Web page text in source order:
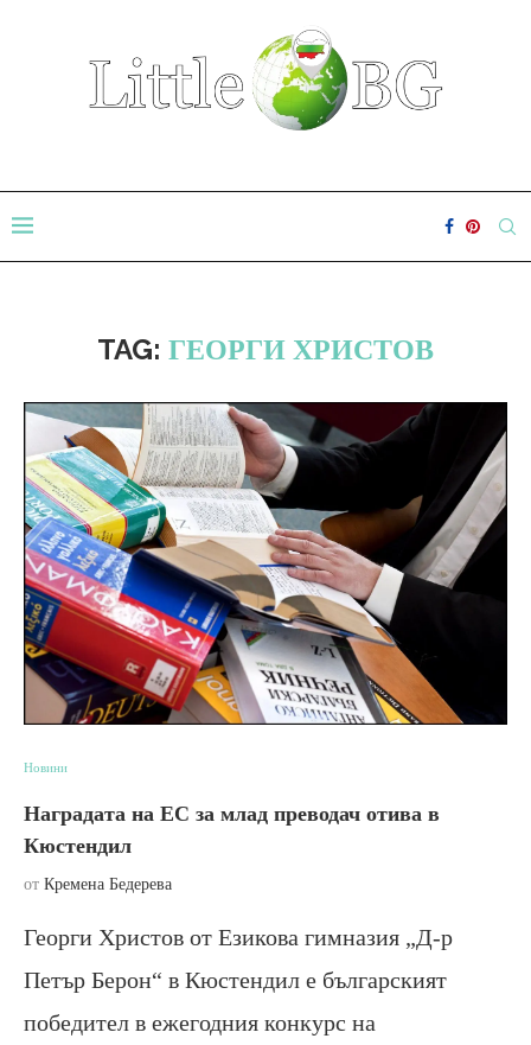
TAG: ГЕОРГИ ХРИСТОВ
Новини
Наградата на ЕС за млад преводач отива в
Кюстендил
от Кремена Бедерева
Георги Христов от Езикова гимназия „Д-р
Петър Берон“ в Кюстендил е българският
победител в ежегодния конкурс на